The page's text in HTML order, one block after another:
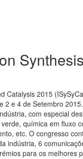
Catalysis 2015
2 e 4 de Setembro
com especial
química em fluxo
etc. O congresso
indústria, 6
para os melhores